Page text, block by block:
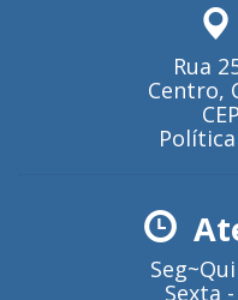
Rua
Centro,
Sexta